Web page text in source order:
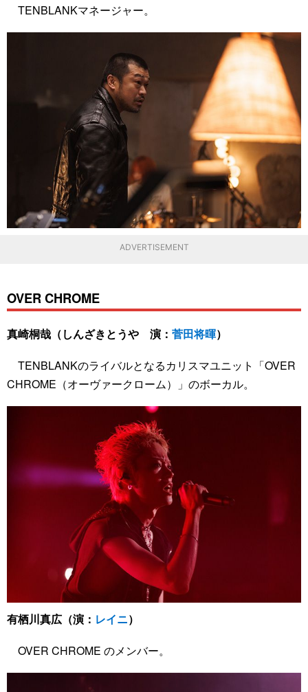
TENBLANKマネージャー。
ADVERTISEMENT
OVER CHROME
真崎桐哉（しんざきとうや 演： 菅田将暉）
TENBLANKのライバルとなるカリスマユニット「OVER
CHROME（オーヴァークローム）」のボーカル。
有栖川真広（演： レイニ）
OVER CHROME のメンバー。